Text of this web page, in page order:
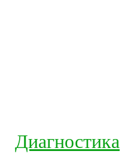
Диагностика